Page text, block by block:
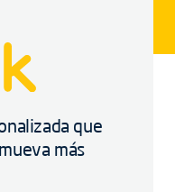
que
más